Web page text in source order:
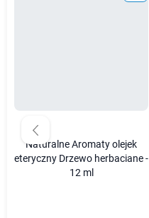
Naturalne Aromaty olejek
eteryczny Drzewo herbaciane -
12 ml